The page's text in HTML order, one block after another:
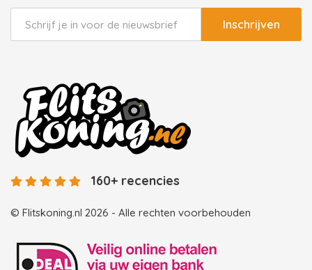
Inschrijven
© Flitskoning.nl 2026 - Alle rechten voorbehouden
160+ recencies